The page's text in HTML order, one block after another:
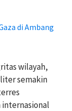
di Ambang
wilayah,
semakin